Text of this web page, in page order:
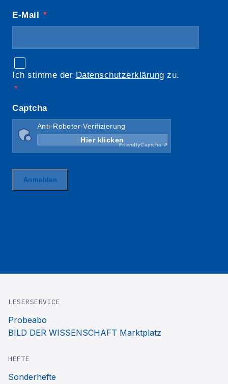
LESERSERVICE
Probeabo
BILD DER WISSENSCHAFT Marktplatz
HEFTE
Sonderhefte